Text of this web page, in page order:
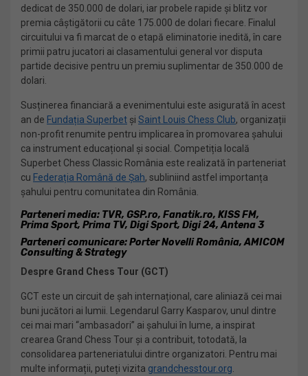
dedicat de 350.000 de dolari, iar probele rapide și blitz vor
premia câștigătorii cu câte 175.000 de dolari fiecare. Finalul
circuitului va fi marcat de o etapă eliminatorie inedită, în care
primii patru jucatori ai clasamentului general vor disputa
partide decisive pentru un premiu suplimentar de 350.000 de
dolari.
Susținerea financiară a evenimentului este asigurată în acest
an de Fundația Superbet și Saint Louis Chess Club, organizații
non-profit renumite pentru implicarea în promovarea șahului
ca instrument educațional și social. Competiția locală
Superbet Chess Classic România este realizată în parteneriat
cu Federația Română de Șah, subliniind astfel importanța
șahului pentru comunitatea din România.
Parteneri media: TVR, GSP.ro, Fanatik.ro, KISS FM,
Prima Sport, Prima TV, Digi Sport, Digi 24, Antena 3
Parteneri comunicare:Porter Novelli România, AMICOM
Consulting & Strategy
Despre Grand Chess Tour (GCT)
GCT este un circuit de șah internațional, care aliniază cei mai
buni jucători ai lumii. Legendarul Garry Kasparov, unul dintre
cei mai mari “ambasadori” ai șahului în lume, a inspirat
crearea Grand Chess Tour și a contribuit, totodată, la
consolidarea parteneriatului dintre organizatori. Pentru mai
multe informații, puteți vizita grandchesstour.org